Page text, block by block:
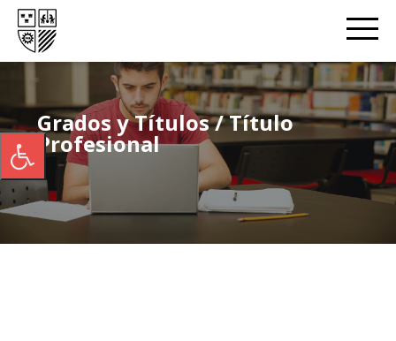
Grados y Títulos / Título
Profesional